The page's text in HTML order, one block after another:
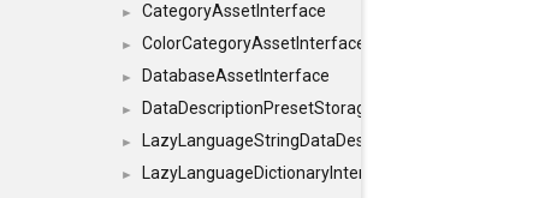
► CategoryAssetInterface
► ColorCategoryAssetInterface
► DatabaseAssetInterface
► DataDescriptionPresetStorageInterface
►
►
LazyLanguageDictionaryInterface